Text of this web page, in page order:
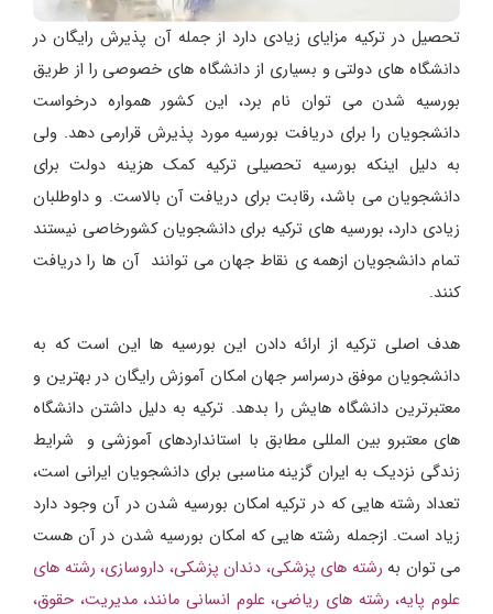
تحصیل در ترکیه مزایای زیادی دارد از جمله آن پذیرش رایگان در
دانشگاه های دولتی و بسیاری از دانشگاه های خصوصی را از طریق
بورسیه شدن می توان نام برد، این کشور همواره درخواست
دانشجویان را برای دریافت بورسیه مورد پذیرش قرارمی دهد. ولی
به دلیل اینکه بورسیه تحصیلی ترکیه کمک هزینه دولت برای
دانشجویان می باشد، رقابت برای دریافت آن بالاست. و داوطلبان
زیادی دارد، بورسیه های ترکیه برای دانشجویان کشورخاصی نیستند
تمام دانشجویان ازهمه ی نقاط جهان می توانند آن ها را دریافت
کنند.
هدف اصلی ترکیه از ارائه دادن این بورسیه ها این است که به
دانشجویان موفق درسراسر جهان امکان آموزش رایگان در بهترین و
معتبرترین دانشگاه هایش را بدهد. ترکیه به دلیل داشتن دانشگاه
های معتبرو بین المللی مطابق با استانداردهای آموزشی و شرایط
زندگی نزدیک به ایران گزینه مناسبی برای دانشجویان ایرانی است،
تعداد رشته هایی که در ترکیه امکان بورسیه شدن در آن وجود دارد
زیاد است. ازجمله رشته هایی که امکان بورسیه شدن در آن هست
می توان به رشته های پزشکی، دندان پزشکی، داروسازی، رشته های
علوم پایه، رشته های ریاضی، علوم انسانی مانند، مدیریت، حقوق،